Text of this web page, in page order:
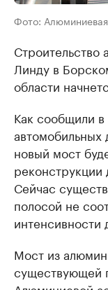
Фото:
Строительство
Линду в
области
Как сообщили
автомобильных
новый мост
Сейчас
полосой не
интенсивности
Мост из
существующей